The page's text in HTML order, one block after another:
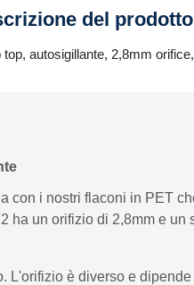
del prodotto
autosigillante, 2,8mm
con i nostri flaconi in PET
ha un orifizio di 2,8mm e
L'orifizio è diverso e